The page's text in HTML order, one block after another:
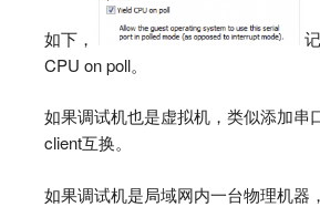
如下，
CPU on poll。
如果调试机也是虚拟机，类似添加串
client互换。
如果调试机是局域网内一台物理机器